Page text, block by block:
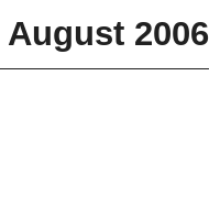
August 2006